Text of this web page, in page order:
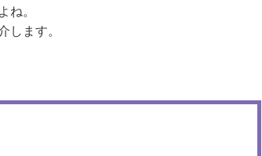
ね。
します。